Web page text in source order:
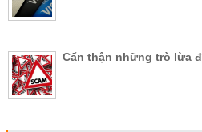
Cẩn thận những trò lừa